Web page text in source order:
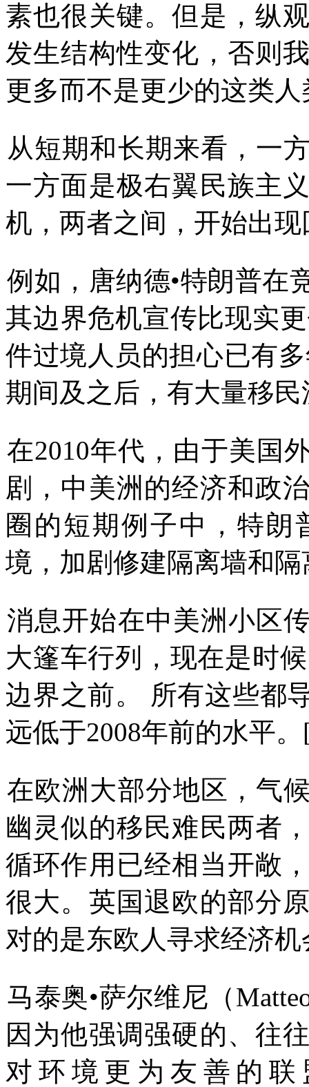
素也很关键。但是，纵
发生结构性变化，否则
更多而不是更少的这类
从短期和长期来看，一
一方面是极右翼民族主
机，两者之间，开始出
例如，唐纳德•特朗普在
其边界危机宣传比现实
件过境人员的担心已有
期间及之后，有大量移民
在2010年代，由于美国
剧，中美洲的经济和政
圈的短期例子中，特朗
境，加剧修建隔离墙和
消息开始在中美洲小区
大篷车行列，现在是时
边界之前。
所有这些都
远低于2008年前的水平。
在欧洲大部分地区，气
幽灵似的移民难民两者
循环作用已经相当开敞
很大。英国退欧的部分
对的是东欧人寻求经济
马泰奥•萨尔维尼（
因为他强调强硬的、 往
对环境更为友善的